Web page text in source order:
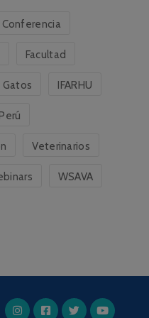
Conferencia
Facultad
Gatos IFARHU
Perú
Veterinarios
WSAVA